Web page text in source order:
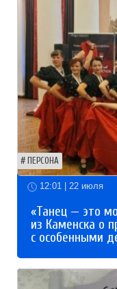
ПЕРСОНА
12:01 | 22 июля
«Танец — это
из Каменска о
с особенными